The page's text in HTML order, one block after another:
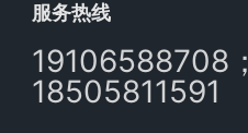
服务热线
19106588708；
18505811591